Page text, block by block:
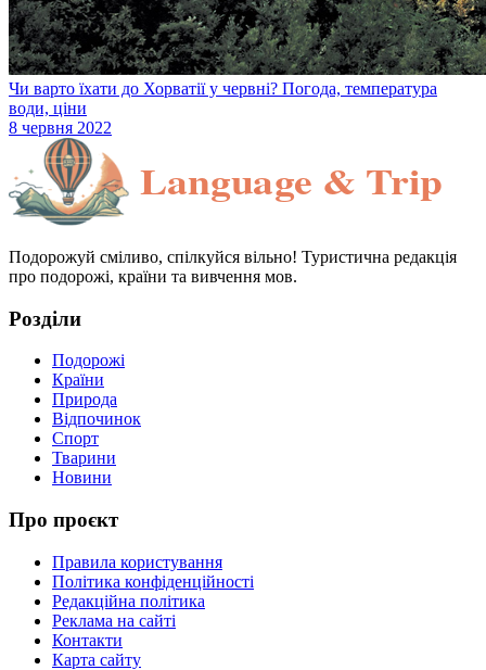
Чи варто їхати до Хорватії у червні? Погода, температура
води, ціни
8 червня 2022
Подорожуй сміливо, спілкуйся вільно! Туристична редакція
про подорожі, країни та вивчення мов.
Розділи
Подорожі
Країни
Природа
Відпочинок
Спорт
Тварини
Новини
Про проєкт
Правила користування
Політика конфіденційності
Редакційна політика
Реклама на сайті
Контакти
Карта сайту